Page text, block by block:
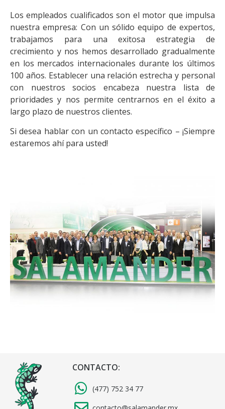
Los empleados cualificados son el motor que impulsa
nuestra empresa: Con un sólido equipo de expertos,
trabajamos para una exitosa estrategia de
crecimiento y nos hemos desarrollado gradualmente
en los mercados internacionales durante los últimos
100 años. Establecer una relación estrecha y personal
con nuestros socios encabeza nuestra lista de
prioridades y nos permite centrarnos en el éxito a
largo plazo de nuestros clientes.
Si desea hablar con un contacto específico – ¡Siempre
estaremos ahí para usted!
CONTACTO:
(477) 752 34 77